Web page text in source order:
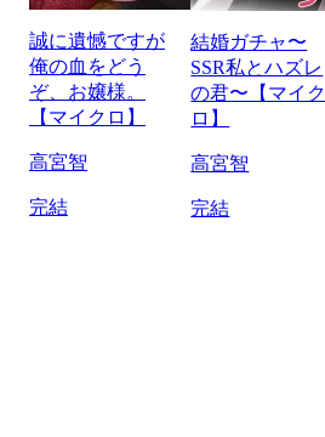
誠に遺憾ですが
俺の血をどう
ぞ、お嬢様。
【マイクロ】
高宮智
完結
結婚ガチャ〜
SSR私とハズレ
の君〜【マイク
ロ】
高宮智
完結